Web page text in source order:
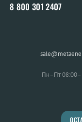
8 800 301 2407
Пн–Пт